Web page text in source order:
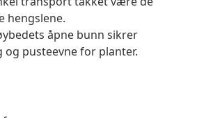
hengslene.
åpne bunn sikrer
pusteevne for planter.